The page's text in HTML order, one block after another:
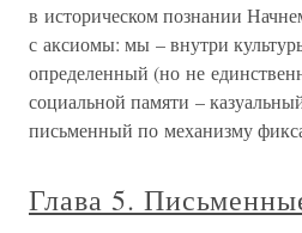
в историческом познании
с аксиомы: мы – внутри
определенный (но не
социальной памяти –
письменный по механизму
Глава 5.